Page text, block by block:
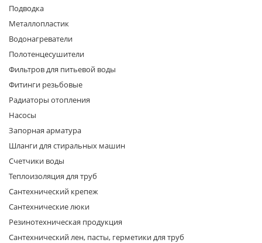
Подводка
Металлопластик
Водонагреватели
Полотенцесушители
Фильтров для питьевой воды
Фитинги резьбовые
Радиаторы отопления
Насосы
Запорная арматура
Шланги для стиральных машин
Счетчики воды
Теплоизоляция для труб
Сантехнический крепеж
Сантехнические люки
Резинотехническая продукция
Сантехнический лен, пасты, герметики для труб